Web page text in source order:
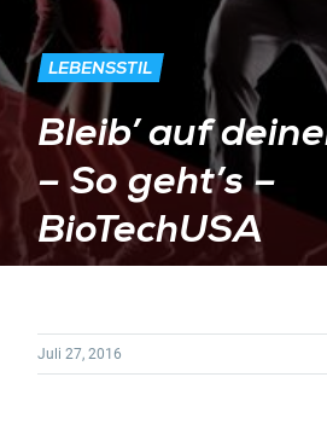
LEBENSSTIL
Bleib’ auf
– So geht’s –
BioTechUSA
Juli 27, 2016